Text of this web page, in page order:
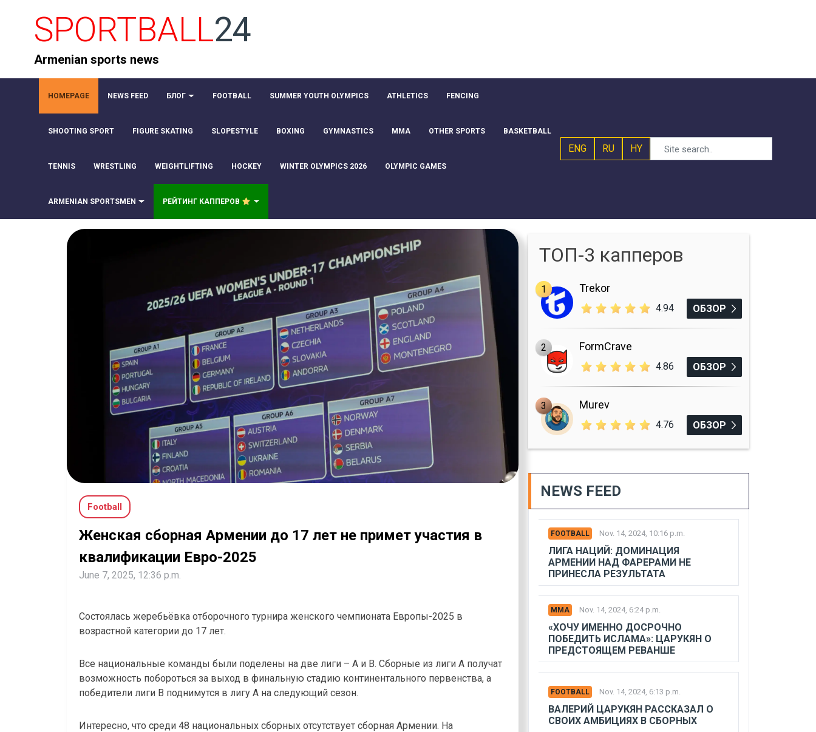
SPORTBALL24
Armenian sports news
HOMEPAGE NEWS FEED БЛОГ FOOTBALL SUMMER YOUTH OLYMPICS ATHLETICS FENCING
SHOOTING SPORT FIGURE SKATING SLOPESTYLE BOXING GYMNASTICS MMA OTHER SPORTS BASKETBALL
TENNIS WRESTLING WEIGHTLIFTING HOCKEY WINTER OLYMPICS 2026 OLYMPIC GAMES
ARMENIAN SPORTSMEN РЕЙТИНГ КАППЕРОВ
ENG RU HY
Football
Женская сборная Армении до 17 лет не примет участия в
квалификации Евро-2025
June 7, 2025, 12:36 p.m.
Состоялась жеребьёвка отборочного турнира женского чемпионата Европы-2025 в
возрастной категории до 17 лет.
Все национальные команды были поделены на две лиги – А и В. Сборные из лиги А получат
возможность побороться за выход в финальную стадию континентального первенства, а
победители лиги В поднимутся в лигу А на следующий сезон.
Интересно, что среди 48 национальных сборных отсутствует сборная Армении. На
ТОП-3 капперов
1 Trekor
4.94 ОБЗОР
2 FormCrave
4.86 ОБЗОР
3 Murev
4.76 ОБЗОР
NEWS FEED
FOOTBALL Nov. 14, 2024, 10:16 p.m.
ЛИГА НАЦИЙ: ДОМИНАЦИЯ
АРМЕНИИ НАД ФАРЕРАМИ НЕ
ПРИНЕСЛА РЕЗУЛЬТАТА
MMA Nov. 14, 2024, 6:24 p.m.
«ХОЧУ ИМЕННО ДОСРОЧНО
ПОБЕДИТЬ ИСЛАМА»: ЦАРУКЯН О
ПРЕДСТОЯЩЕМ РЕВАНШЕ
FOOTBALL Nov. 14, 2024, 6:13 p.m.
ВАЛЕРИЙ ЦАРУКЯН РАССКАЗАЛ О
СВОИХ АМБИЦИЯХ В СБОРНЫХ